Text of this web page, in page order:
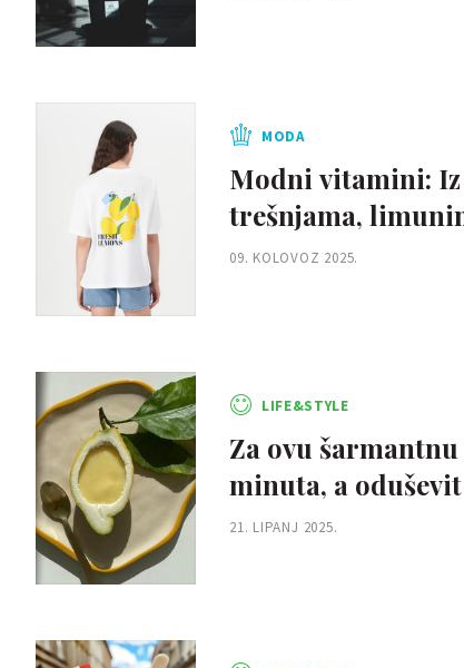
MODA
Modni vitamini:
trešnjama,
09. KOLOVOZ 2025.
LIFE&STYLE
Za ovu
minuta, a oduševit
21. LIPANJ 2025.